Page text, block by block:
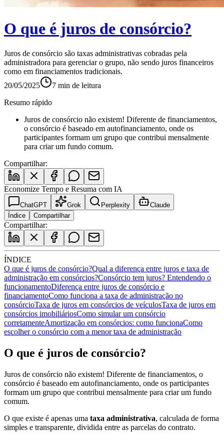
O que é juros de consórcio?
Juros de consórcio são taxas administrativas cobradas pela
administradora para gerenciar o grupo, não sendo juros financeiros
como em financiamentos tradicionais.
20/05/2025
7 min de leitura
Resumo rápido
Juros de consórcio não existem! Diferente de financiamentos,
o consórcio é baseado em autofinanciamento, onde os
participantes formam um grupo que contribui mensalmente
para criar um fundo comum.
Compartilhar:
Economize Tempo e Resuma com IA
ChatGPT Grok Perplexity
Claude
Índice
Compartilhar
Compartilhar:
ÍNDICE
O que é juros de consórcio?Qual a diferença entre juros e taxa de
administração em consórcios?Consórcio tem juros? Entendendo o
funcionamentoDiferença entre juros de consórcio e
financiamentoComo funciona a taxa de administração no
consórcioTaxa de juros em consórcios de veículosTaxa de juros em
consórcios imobiliáriosComo simular um consórcio
corretamenteAmortização em consórcios: como funcionaComo
escolher o consórcio com a menor taxa de administração
O que é juros de consórcio?
Juros de consórcio não existem! Diferente de financiamentos, o
consórcio é baseado em autofinanciamento, onde os participantes
formam um grupo que contribui mensalmente para criar um fundo
comum.
O que existe é apenas uma taxa administrativa, calculada de forma
simples e transparente, dividida entre as parcelas do contrato.